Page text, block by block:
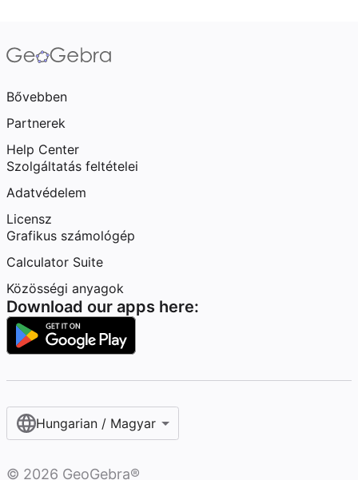
Bővebben
Partnerek
Help Center
Szolgáltatás feltételei
Adatvédelem
Licensz
Grafikus számológép
Calculator Suite
Közösségi anyagok
Download our apps here:
Hungarian / Magyar‎
© 2026 GeoGebra®